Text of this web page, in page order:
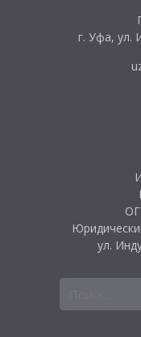
г. Уфа, ул.
ул.